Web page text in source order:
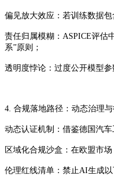
偏见放大效应：若训练数据
责任归属模糊：ASPICE评估
系”原则；
透明度悖论：过度公开模型
4. 合规落地路径：动态治理与
动态认证机制：借鉴德国汽
区域化合规沙盒：在欧盟市
伦理红线清单：禁止AI生成